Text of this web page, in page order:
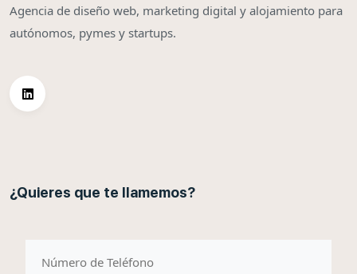
Agencia de diseño web, marketing digital y alojamiento para
autónomos, pymes y startups.
¿Quieres que te llamemos?